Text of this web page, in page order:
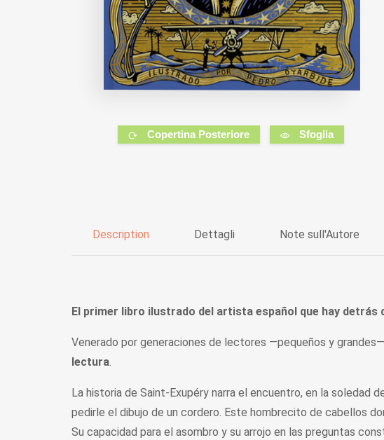
Copertina Posteriore Sfoglia
Description Dettagli Note sull'Autore
El primer libro ilustrado del artista español que hay
Venerado por generaciones de lectores —pequeños y
lectura.
La historia de Saint-Exupéry narra el encuentro, en la soledad
pedirle el dibujo de un cordero. Este hombrecito de cabellos
Su capacidad para el asombro y su arrojo en las preguntas